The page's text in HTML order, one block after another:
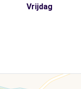
Vrijdag